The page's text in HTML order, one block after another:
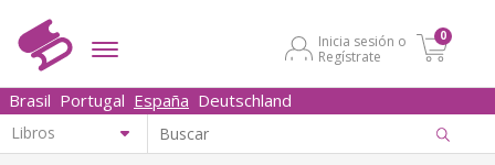
Inicia sesión o
Regístrate
0
Brasil Portugal España Deutschland